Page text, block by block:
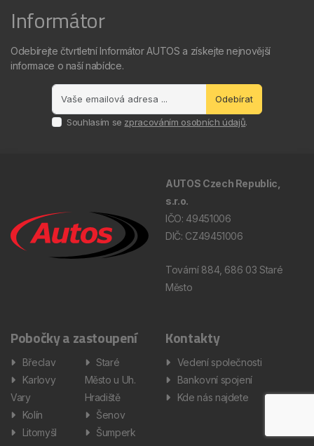
Informátor
Odebírejte čtvrtletní Informátor AUTOS a získejte nejnovější
informace o naší nabídce.
Odebírat
Souhlasím se zpracováním osobních údajů.
AUTOS Czech Republic,
s.r.o.
IČO: 49451006
DIČ: CZ49451006
Tovární 884, 686 03 Staré
Město
Pobočky a zastoupení
Břeclav
Karlovy
Vary
Kolín
Litomyšl
Staré
Město u Uh.
Hradiště
Šenov
Šumperk
Kontakty
Vedení společnosti
Bankovní spojení
Kde nás najdete